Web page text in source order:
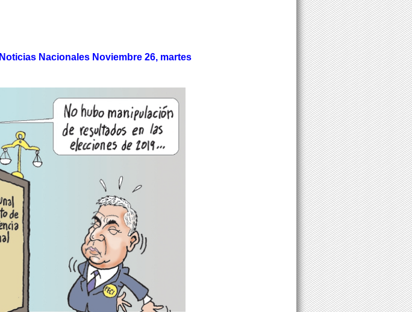
Noticias Nacionales Noviembre 26, martes